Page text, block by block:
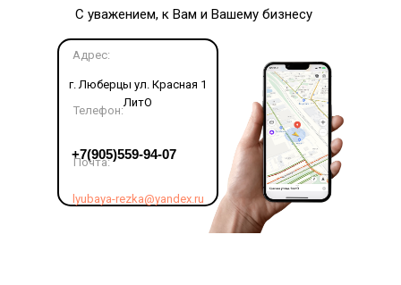
С уважением, к Вам и Вашему бизнесу
Адрес:
г. Люберцы ул. Красная 1
ЛитО
Телефон:
+7(905)559-94-07
Почта:
lyubaya-rezka@yandex.ru